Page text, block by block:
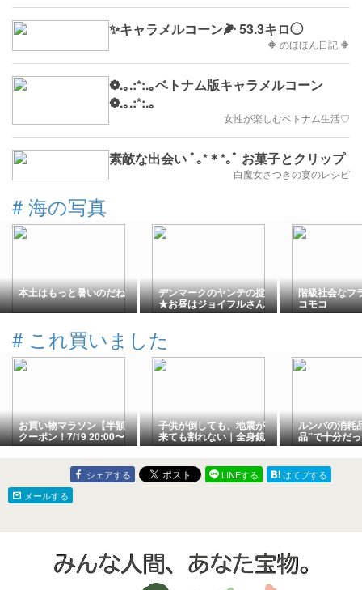
✨キャラメルコーン🌽 53.3キロ◯
🔶 のほほん日記 🔶
❁.｡.:*:.｡ベトナム版キャラメルコーン
❁.｡.:*:.｡
女性が楽しむベトナム生活♡
素敵な出会い ﾟ｡*＊*｡ﾟ お菓子とクリップ
白魔女さつきの宴のレシピ
# 海の写真
本土はもっと暑いのだね デンマークのヤンテの掟
★お昼はジョイフルさん
階級社会な
コモコ
# これ買いました
お買い物マラソン【半額
クーポン！7/19 20:00〜
21:59】
子供が倒しても、地震が
来ても割れない｜全身鏡
を「フィルムミラー」に
変えた正直レビュー
ルンバの消耗
品”で十分だ
8,000円
た共働きパパ
ュー
シェアする LINEする
はてブする
メールする